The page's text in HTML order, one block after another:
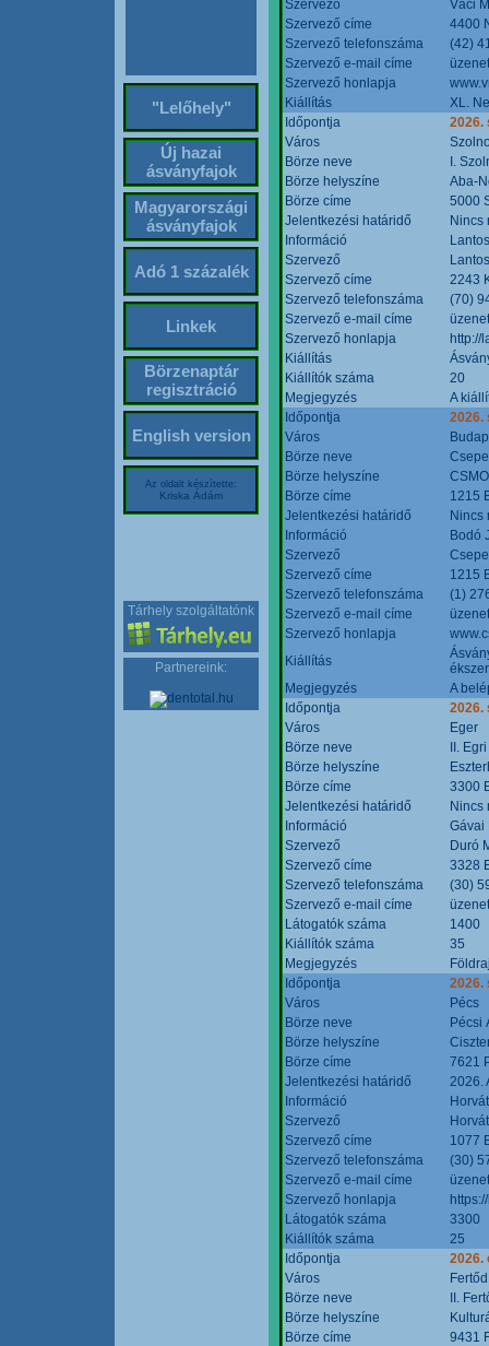
"Lelőhely"
Új hazai
ásványfajok
Magyarországi
ásványfajok
Adó 1 százalék
Linkek
Börzenaptár
regisztráció
English version
Az oldalt készítette:
Kriska Ádám
Tárhely szolgáltatónk
Partnereink:
Szervező
Váci
Szervező címe
4400
Szervező telefonszáma
(42)
Szervező e-mail címe
Szervező honlapja
Kiállítás
XL.
Időpontja
2026.
Város
Börze neve
I.
Börze helyszíne
Aba-
Börze címe
5000
Jelentkezési határidő
Nincs
Információ
Szervező
Szervező címe
2243
Szervező telefonszáma
(70)
Szervező e-mail címe
Szervező honlapja
http://
Kiállítás
Kiállítók száma
20
Megjegyzés
A
Időpontja
2026.
Város
Börze neve
Börze helyszíne
Börze címe
1215
Jelentkezési határidő
Nincs
Információ
Bodó
Szervező
Szervező címe
1215
Szervező telefonszáma
(1)
Szervező e-mail címe
Szervező honlapja
Kiállítás
Megjegyzés
A
Időpontja
2026.
Város
Eger
Börze neve
II.
Börze helyszíne
Börze címe
3300
Jelentkezési határidő
Nincs
Információ
Gávai
Szervező
Duró
Szervező címe
3328
Szervező telefonszáma
(30)
Szervező e-mail címe
Látogatók száma
1400
Kiállítók száma
35
Megjegyzés
Időpontja
2026.
Város
Pécs
Börze neve
Pécsi
Börze helyszíne
Börze címe
7621
Jelentkezési határidő
2026.
Információ
Szervező
Szervező címe
1077
Szervező telefonszáma
(30)
Szervező e-mail címe
Szervező honlapja
Látogatók száma
3300
Kiállítók száma
25
Időpontja
2026.
Város
Fertőd
Börze neve
II.
Börze helyszíne
Börze címe
9431